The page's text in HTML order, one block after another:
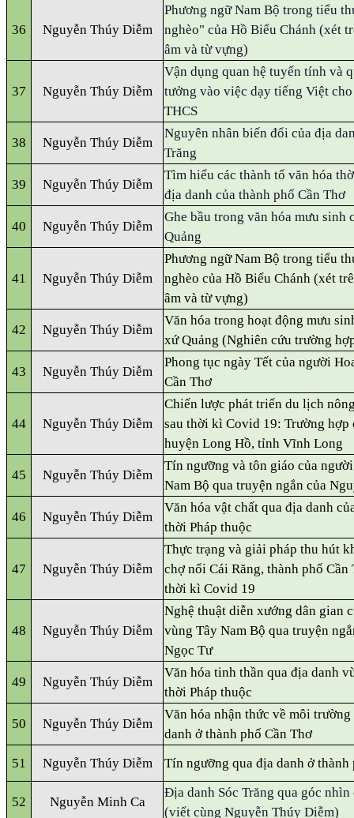
36 Nguyễn Thúy Diễm
Phương ngữ Nam Bộ trong tiểu
nghèo" của Hồ Biểu Chánh (xét
âm và từ vựng)
37 Nguyễn Thúy Diễm
Vận dụng quan hệ tuyến tính và
tưởng vào việc dạy tiếng Việt
THCS
38 Nguyễn Thúy Diễm
Nguyên nhân biến đổi của địa
Trăng
39 Nguyễn Thúy Diễm
Tìm hiểu các thành tố văn hóa
địa danh của thành phố Cần Thơ
40 Nguyễn Thúy Diễm
Ghe bầu trong văn hóa mưu sinh
Quảng
41 Nguyễn Thúy Diễm
Phương ngữ Nam Bộ trong tiểu
nghèo của Hồ Biểu Chánh (xét
âm và từ vựng)
42 Nguyễn Thúy Diễm
Văn hóa trong hoạt động mưu
xứ Quảng (Nghiên cứu trường
43 Nguyễn Thúy Diễm
Phong tục ngày Tết của người
Cần Thơ
44 Nguyễn Thúy Diễm
Chiến lược phát triển du lịch
sau thời kì Covid 19: Trường hợp
huyện Long Hồ, tỉnh Vĩnh Long
45 Nguyễn Thúy Diễm
Tín ngưỡng và tôn giáo của
Nam Bộ qua truyện ngắn của
46 Nguyễn Thúy Diễm
Văn hóa vật chất qua địa danh
thời Pháp thuộc
47 Nguyễn Thúy Diễm
Thực trạng và giải pháp thu hút
chợ nổi Cái Răng, thành phố Cần
thời kì Covid 19
48 Nguyễn Thúy Diễm
Nghệ thuật diễn xướng dân gian
vùng Tây Nam Bộ qua truyện
Ngọc Tư
49 Nguyễn Thúy Diễm
Văn hóa tinh thần qua địa danh
thời Pháp thuộc
50 Nguyễn Thúy Diễm
Văn hóa nhận thức về môi
danh ở thành phố Cần Thơ
51
Nguyễn Thúy Diễm Tín ngưỡng qua địa danh ở thành
52 Nguyễn Minh Ca
Địa danh Sóc Trăng qua góc nhìn
(viết cùng Nguyễn Thúy Diễm)